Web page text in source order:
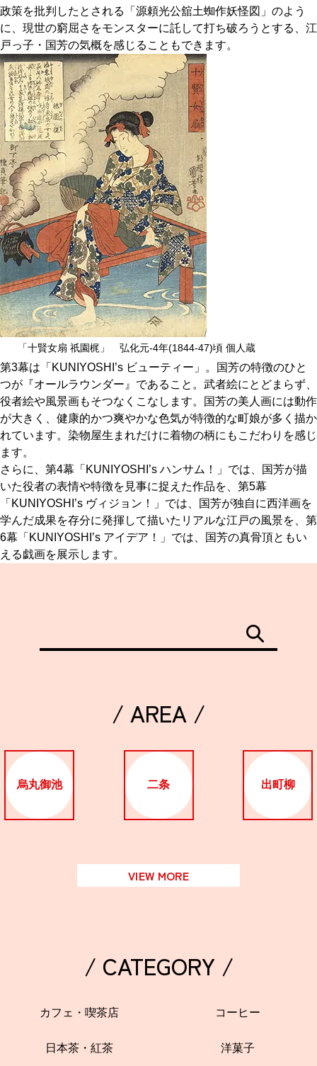
政策を批判したとされる「源頼光公舘土蜘作妖怪図」のよう
に、現世の窮屈さをモンスターに託して打ち破ろうとする、江
戸っ子・国芳の気概を感じることもできます。
「十賢女扇 祇園梶」 弘化元-4年(1844-47)頃 個人蔵
第3幕は「KUNIYOSHI’s ビューティー」。国芳の特徴のひと
つが『オールラウンダー』であること。武者絵にとどまらず、
役者絵や風景画もそつなくこなします。国芳の美人画には動作
が大きく、健康的かつ爽やかな色気が特徴的な町娘が多く描か
れています。染物屋生まれだけに着物の柄にもこだわりを感じ
ます。
さらに、第4幕「KUNIYOSHI’s ハンサム！」では、国芳が描
いた役者の表情や特徴を見事に捉えた作品を、第5幕
「KUNIYOSHI’s ヴィジョン！」では、国芳が独自に西洋画を
学んだ成果を存分に発揮して描いたリアルな江戸の風景を、第
6幕「KUNIYOSHI’s アイデア！」では、国芳の真骨頂ともい
える戯画を展示します。
/ AREA /
烏丸御池 二条 出町柳
VIEW MORE
/ CATEGORY /
カフェ・喫茶店 コーヒー
日本茶・紅茶 洋菓子